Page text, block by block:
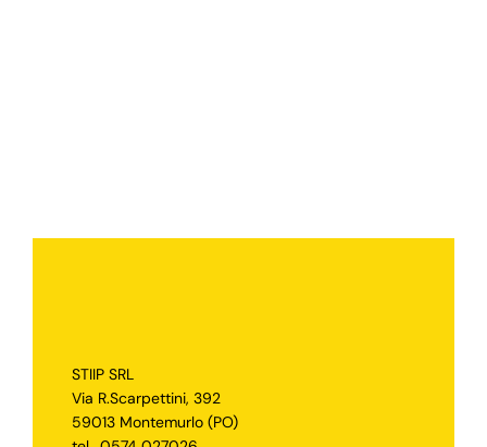
STIIP SRL
Via R.Scarpettini, 392
59013 Montemurlo (PO)